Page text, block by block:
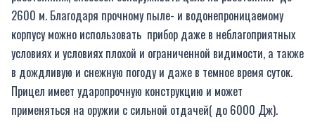
2600 м. Благодаря прочному пыле- и водонепроницаемому
корпусу можно использовать прибор даже в неблагоприятных
условиях и условиях плохой и ограниченной видимости, а также
в дождливую и снежную погоду и даже в темное время суток.
Прицел имеет ударопрочную конструкцию и может
применяться на оружии с сильной отдачей( до 6000 Дж).